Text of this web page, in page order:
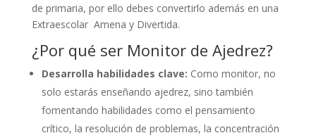
de primaria, por ello debes convertirlo además en una
Extraescolar Amena y Divertida.
¿Por qué ser Monitor de Ajedrez?
Desarrolla habilidades clave: Como monitor, no
solo estarás enseñando ajedrez, sino también
fomentando habilidades como el pensamiento
crítico, la resolución de problemas, la concentración